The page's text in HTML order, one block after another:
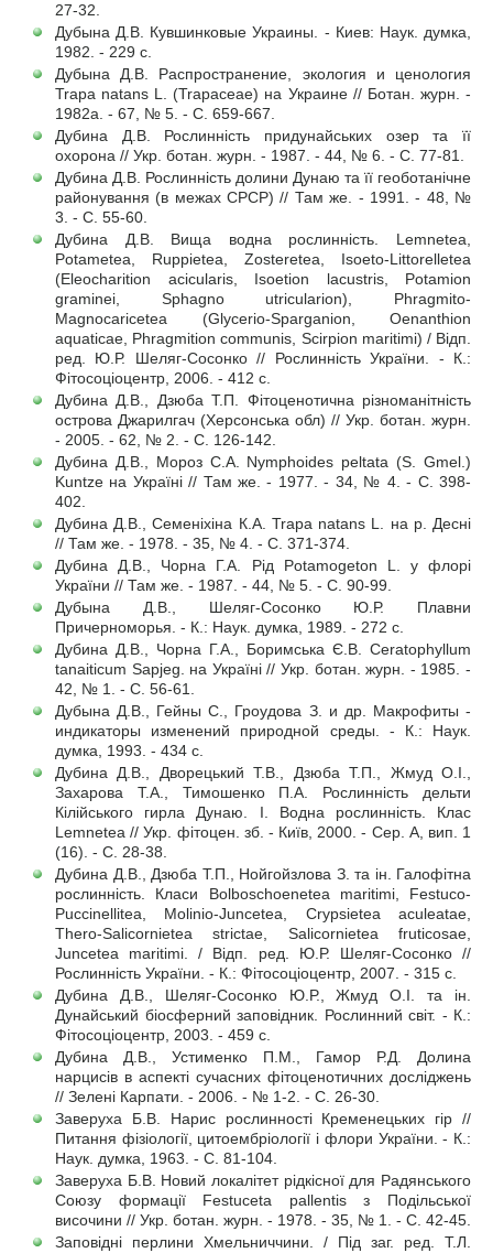
27-32.
Дубына Д.В. Кувшинковые Украины. - Киев: Наук. думка,
1982. - 229 с.
Дубына Д.В. Распространение, экология и ценология
Trapa natans L. (Trapaceae) на Украине // Ботан. журн. -
1982а. - 67, № 5. - С. 659-667.
Дубина Д.В. Рослинність придунайських озер та її
охорона // Укр. ботан. журн. - 1987. - 44, № 6. - С. 77-81.
Дубина Д.В. Рослинність долини Дунаю та її геоботанічне
районування (в межах СРСР) // Там же. - 1991. - 48, №
3. - С. 55-60.
Дубина Д.В. Вища водна рослинність. Lemnetea,
Potametea, Ruppietea, Zosteretea, Isoeto-Littorelletea
(Eleocharition acicularis, Isoetion lacustris, Potamion
graminei, Sphagno utricularion), Phragmito-
Magnocaricetea (Glycerio-Sparganion, Oenanthion
aquaticae, Phragmition communis, Scirpion maritimi) / Відп.
ред. Ю.Р. Шеляг-Сосонко // Рослинність України. - К.:
Фітосоціоцентр, 2006. - 412 с.
Дубина Д.В., Дзюба Т.П. Фітоценотична різноманітність
острова Джарилгач (Херсонська обл) // Укр. ботан. журн.
- 2005. - 62, № 2. - С. 126-142.
Дубина Д.В., Мороз С.А. Nymphoides peltata (S. Gmel.)
Kuntze на Україні // Там же. - 1977. - 34, № 4. - С. 398-
402.
Дубина Д.В., Семеніхіна К.А. Trapa natans L. на р. Десні
// Там же. - 1978. - 35, № 4. - С. 371-374.
Дубина Д.В., Чорна Г.А. Рід Potamogeton L. у флорі
України // Там же. - 1987. - 44, № 5. - С. 90-99.
Дубына Д.В., Шеляг-Сосонко Ю.Р. Плавни
Причерноморья. - К.: Наук. думка, 1989. - 272 с.
Дубина Д.В., Чорна Г.А., Боримська Є.В. Ceratophyllum
tanaiticum Sapjeg. на Україні // Укр. ботан. журн. - 1985. -
42, № 1. - С. 56-61.
Дубына Д.В., Гейны С., Гроудова З. и др. Макрофиты -
индикаторы изменений природной среды. - К.: Наук.
думка, 1993. - 434 с.
Дубина Д.В., Дворецький Т.В., Дзюба Т.П., Жмуд О.І.,
Захарова Т.А., Тимошенко П.А. Рослинність дельти
Кілійського гирла Дунаю. І. Водна рослинність. Клас
Lemnetea // Укр. фітоцен. зб. - Київ, 2000. - Сер. А, вип. 1
(16). - С. 28-38.
Дубина Д.В., Дзюба Т.П., Нойгойзлова З. та ін. Галофітна
рослинність. Класи Bolboschoenetea maritimi, Festuco-
Puccinellitea, Molinio-Juncetea, Crypsietea aculeatae,
Thero-Salicornietea strictae, Salicornietea fruticosae,
Juncetea maritimi. / Відп. ред. Ю.Р. Шеляг-Сосонко //
Рослинність України. - К.: Фітосоціоцентр, 2007. - 315 с.
Дубина Д.В., Шеляг-Сосонко Ю.Р., Жмуд О.І. та ін.
Дунайський біосферний заповідник. Рослинний світ. - К.:
Фітосоціоцентр, 2003. - 459 с.
Дубина Д.В., Устименко П.М., Гамор Р.Д. Долина
нарцисів в аспекті сучасних фітоценотичних досліджень
// Зелені Карпати. - 2006. - № 1-2. - С. 26-30.
Заверуха Б.В. Нарис рослинності Кременецьких гір //
Питання фізіології, цитоембріології і флори України. - К.:
Наук. думка, 1963. - С. 81-104.
Заверуха Б.В. Новий локалітет рідкісної для Радянського
Союзу формації Festuceta pallentis з Подільської
височини // Укр. ботан. журн. - 1978. - 35, № 1. - С. 42-45.
Заповідні перлини Хмельниччини. / Під заг. ред. Т.Л.